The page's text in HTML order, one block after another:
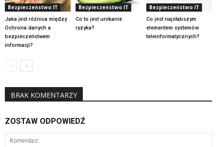
Bezpieczeństwo IT
Jaka jest różnica między
Ochrona danych a
bezpieczeństwem
informacji?
Bezpieczeństwo IT
Co to jest unikanie
ryzyka?
Bezpieczeństwo IT
Co jest najsłabszym
elementem systemów
teleinformatycznych?
BRAK KOMENTARZY
ZOSTAW ODPOWIEDŹ